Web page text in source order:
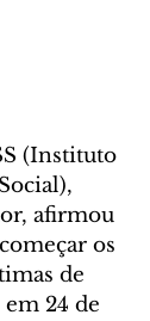
(Instituto
afirmou
os
de
24 de